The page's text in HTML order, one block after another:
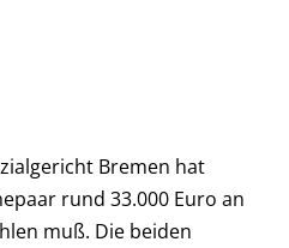
Bremen hat
rund 33.000 Euro an
muß. Die beiden